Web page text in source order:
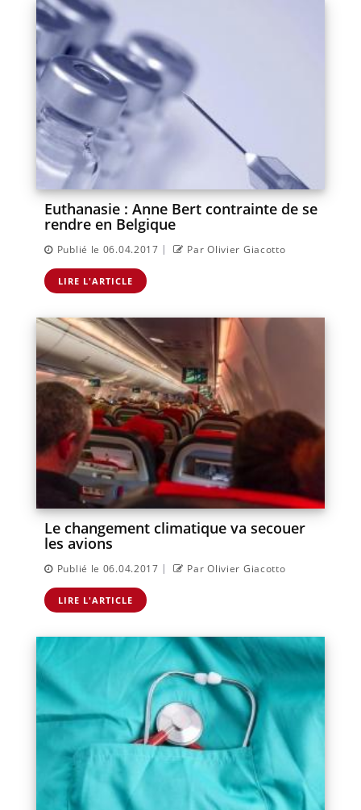
Euthanasie : Anne Bert contrainte de se
rendre en Belgique
Publié le 06.04.2017 | Par Olivier Giacotto
LIRE L'ARTICLE
Le changement climatique va secouer
les avions
Publié le 06.04.2017 | Par Olivier Giacotto
LIRE L'ARTICLE